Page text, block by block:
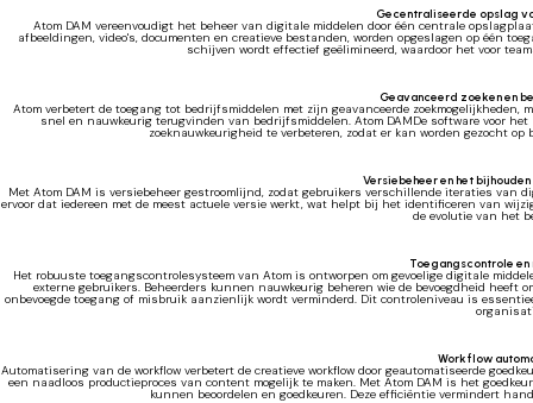
Gecentraliseerde opslag
Atom DAM vereenvoudigt het beheer van digitale middelen door één centrale
afbeeldingen, video's, documenten en creatieve bestanden, worden opgeslagen op één
schijven wordt effectief geëlimineerd, waardoor het voor
Geavanceerd zoeken en
Atom verbetert de toegang tot bedrijfsmiddelen met zijn geavanceerde
snel en nauwkeurig terugvinden van bedrijfsmiddelen. Atom DAMDe software voor
zoeknauwkeurigheid te verbeteren, zodat er kan worden gezocht
Versiebeheer en het
Met Atom DAM is versiebeheer gestroomlijnd, zodat gebruikers verschillende iteraties
ervoor dat iedereen met de meest actuele versie werkt, wat helpt bij het identificeren van
de evolutie van het
Toegangscontrole
Het robuuste toegangscontrolesysteem van Atom is ontworpen om gevoelige digitale
externe gebruikers. Beheerders kunnen nauwkeurig beheren wie de bevoegdheid
onbevoegde toegang of misbruik aanzienlijk wordt verminderd. Dit controleniveau is
Workflow
Automatisering van de workflow verbetert de creatieve workflow door geautomatiseerde
een naadloos productieproces van content mogelijk te maken. Met Atom DAM is het
kunnen beoordelen en goedkeuren. Deze efficiëntie vermindert